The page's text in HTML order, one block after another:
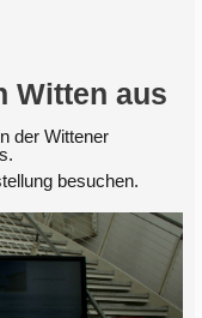
Witten aus
der Wittener
besuchen.